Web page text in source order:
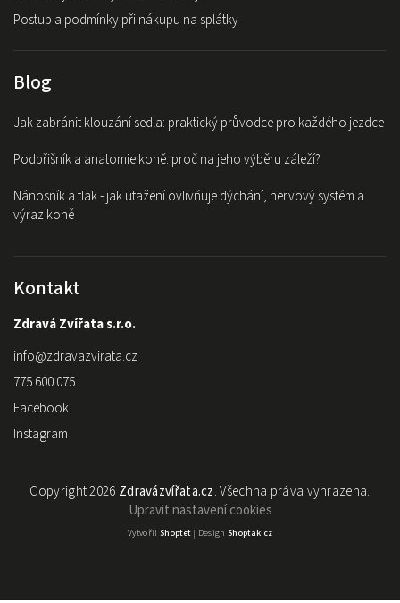
Postup a podmínky při nákupu na splátky
Blog
Jak zabránit klouzání sedla: praktický průvodce pro každého jezdce
Podbřišník a anatomie koně: proč na jeho výběru záleží?
Nánosník a tlak - jak utažení ovlivňuje dýchání, nervový systém a
výraz koně
Kontakt
Zdravá Zvířata s.r.o.
info@zdravazvirata.cz
775 600 075
Facebook
Instagram
Copyright 2026 Zdravázvířata.cz. Všechna práva vyhrazena.
Upravit nastavení cookies
Vytvořil Shoptet| Design Shoptak.cz